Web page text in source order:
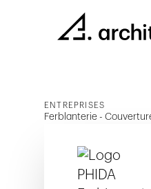
ENTREPRISES
Ferblanterie -